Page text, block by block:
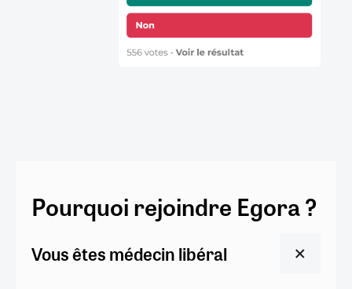
Pourquoi rejoindre Egora ?
Vous êtes médecin libéral